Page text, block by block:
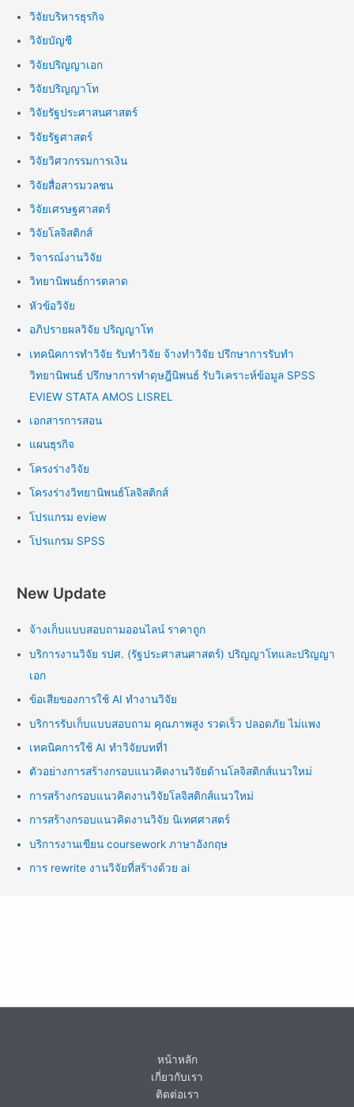
วิจัยบริหารธุรกิจ
วิจัยบัญชี
วิจัยปริญญาเอก
วิจัยปริญญาโท
วิจัยรัฐประศาสนศาสตร์
วิจัยรัฐศาสตร์
วิจัยวิศวกรรมการเงิน
วิจัยสื่อสารมวลชน
วิจัยเศรษฐศาสตร์
วิจัยโลจิสติกส์
วิจารณ์งานวิจัย
วิทยานิพนธ์การตลาด
หัวข้อวิจัย
อภิปรายผลวิจัย ปริญญาโท
เทคนิคการทำวิจัย รับทำวิจัย จ้างทำวิจัย ปรึกษาการรับทำ
วิทยานิพนธ์ ปรึกษาการทำดุษฎีนิพนธ์ รับวิเคราะห์ข้อมูล SPSS
EVIEW STATA AMOS LISREL
เอกสารการสอน
แผนธุรกิจ
โครงร่างวิจัย
โครงร่างวิทยานิพนธ์โลจิสติกส์
โปรแกรม eview
โปรแกรม SPSS
New Update
จ้างเก็บแบบสอบถามออนไลน์ ราคาถูก
บริการงานวิจัย รปศ. (รัฐประศาสนศาสตร์) ปริญญาโทและปริญญา
เอก
ข้อเสียของการใช้ AI ทำงานวิจัย
บริการรับเก็บแบบสอบถาม คุณภาพสูง รวดเร็ว ปลอดภัย ไม่แพง
เทคนิคการใช้ AI ทำวิจัยบทที่1
ตัวอย่างการสร้างกรอบแนวคิดงานวิจัยด้านโลจิสติกส์แนวใหม่
การสร้างกรอบแนวคิดงานวิจัยโลจิสติกส์แนวใหม่
การสร้างกรอบแนวคิดงานวิจัย นิเทศศาสตร์
บริการงานเขียน coursework ภาษาอังกฤษ
การ rewrite งานวิจัยที่สร้างด้วย ai
หน้าหลัก
เกี่ยวกับเรา
ติดต่อเรา